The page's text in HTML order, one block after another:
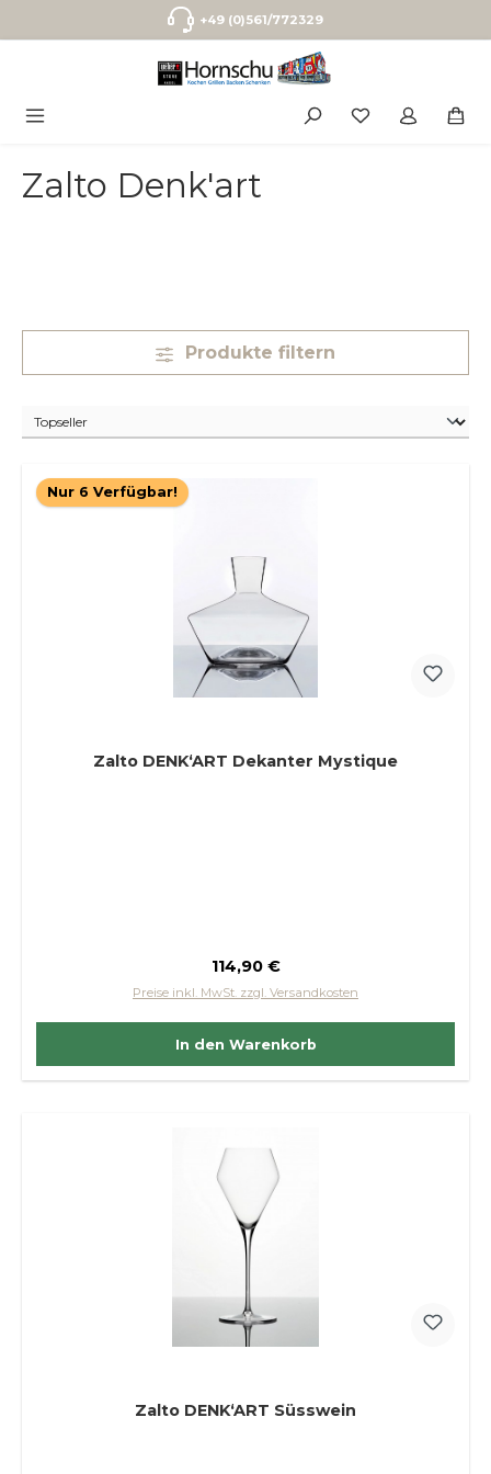
Zum Hauptinhalt springen+49 (0)561/772329
Zalto Denk'art
Produkte filtern
Nur 6 Verfügbar!
Zalto DENK‘ART Dekanter Mystique
Regulärer Preis:
114,90 €
Preise inkl. MwSt. zzgl. Versandkosten
In den Warenkorb
Zalto DENK‘ART Süsswein